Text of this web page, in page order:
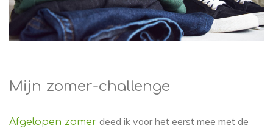
Mijn zomer-challenge
Afgelopen zomer deed ik voor het eerst mee met de